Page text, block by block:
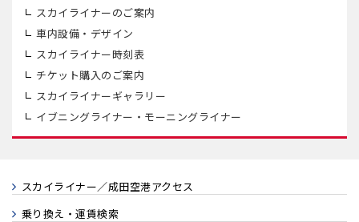
スカイライナーのご案内
車内設備・デザイン
スカイライナー時刻表
チケット購入のご案内
スカイライナーギャラリー
イブニングライナー・ モーニングライナー
スカイライナー／成田空港アクセス
乗り換え・運賃検索